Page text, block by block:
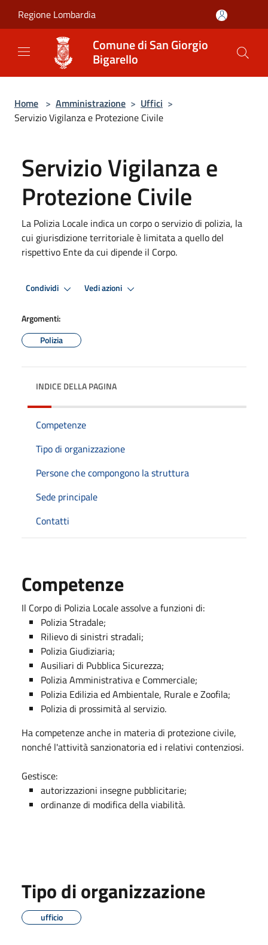
Regione Lombardia
Comune di San Giorgio
Bigarello
Home > Amministrazione > Uffici >
Servizio Vigilanza e Protezione Civile
Servizio Vigilanza e
Protezione Civile
La Polizia Locale indica un corpo o servizio di polizia, la
cui giurisdizione territoriale è limitata a quello del
rispettivo Ente da cui dipende il Corpo.
Condividi Vedi azioni
Argomenti:
Polizia
INDICE DELLA PAGINA
Competenze
Tipo di organizzazione
Persone che compongono la struttura
Sede principale
Contatti
Competenze
Il Corpo di Polizia Locale assolve a funzioni di:
Polizia Stradale;
Rilievo di sinistri stradali;
Polizia Giudiziaria;
Ausiliari di Pubblica Sicurezza;
Polizia Amministrativa e Commerciale;
Polizia Edilizia ed Ambientale, Rurale e Zoofila;
Polizia di prossimità al servizio.
Ha competenze anche in materia di protezione civile,
nonché l'attività sanzionatoria ed i relativi contenziosi.
Gestisce:
autorizzazioni insegne pubblicitarie;
ordinanze di modifica della viabilità.
Tipo di organizzazione
ufficio